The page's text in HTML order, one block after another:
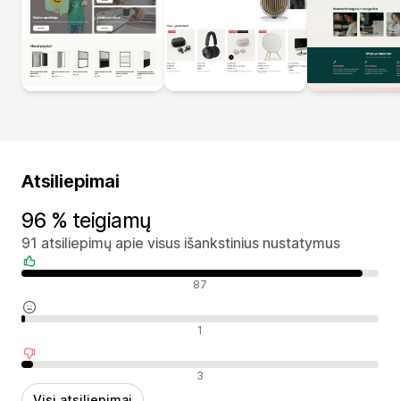
Atsiliepimai
96 % teigiamų
91 atsiliepimų apie visus išankstinius nustatymus
Teigiami atsiliepimai 87
Neutralūs atsiliepimai 1
Neigiami atsiliepimai 3